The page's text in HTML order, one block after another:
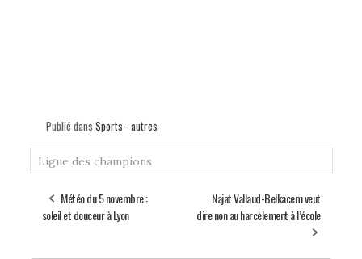
Publié dans Sports - autres
Ligue des champions
Météo du 5 novembre :
soleil et douceur à Lyon
Najat Vallaud-Belkacem veut
dire non au harcèlement à l’école